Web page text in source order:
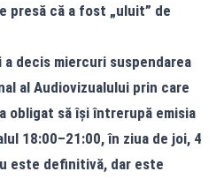
că a fost „uluit” de
decis miercuri suspendarea
al Audiovizualului prin care
obligat să își întrerupă emisia
18:00–21:00, în ziua de joi, 4
este definitivă, dar este